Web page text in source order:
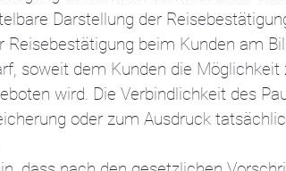
Darstellung der
Reisebestätigung beim Kunden am
soweit dem Kunden die
wird. Die Verbindlichkeit des
oder zum Ausdruck